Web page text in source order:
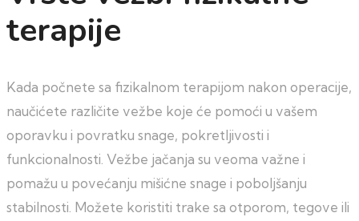
terapije
Kada počnete sa fizikalnom terapijom nakon operacije,
naučićete različite vežbe koje će pomoći u vašem
oporavku i povratku snage, pokretljivosti i
funkcionalnosti. Vežbe jačanja su veoma važne i
pomažu u povećanju mišićne snage i poboljšanju
stabilnosti. Možete koristiti trake sa otporom, tegove ili